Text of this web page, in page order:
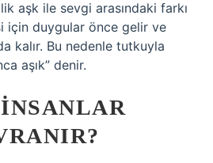
aşk ile sevgi arasındaki farkı
için duygular önce gelir ve
kalır. Bu nedenle tutkuyla
aşık” denir.